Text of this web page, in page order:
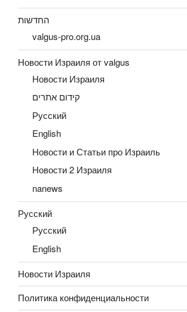
החדשות
valgus-pro.org.ua
Новости Израиля от valgus
Новости Израиля
קידום אתרים
Русский
English
Новости и Статьи про Израиль
Новости 2 Израиля
nanews
Русский
Русский
English
Новости Израиля
Политика конфиденциальности